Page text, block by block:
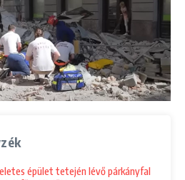
épület tetején lévő párkányfal